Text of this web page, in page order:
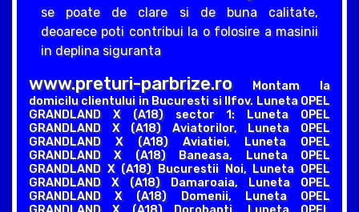
se poate de clare si de buna calitate,
deoarece poti contribui la o folosire a masinii
in deplina siguranta
www.preturi-parbrize.roMontam la
domicilu clientului in Bucuresti si Ilfov. Luneta OPEL
GRANDLAND X (A18) sector 1: Luneta OPEL
GRANDLAND X (A18) Aviatorilor, Luneta OPEL
GRANDLAND X (A18) Aviatiei, Luneta OPEL
GRANDLAND X (A18) Baneasa, Luneta OPEL
GRANDLAND X (A18) Bucurestii Noi, Luneta OPEL
GRANDLAND X (A18) Damaroaia, Luneta OPEL
GRANDLAND X (A18) Domenii, Luneta OPEL